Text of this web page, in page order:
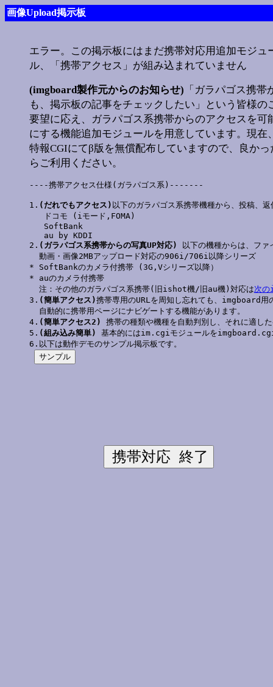
画像Upload掲示板
エラー。この掲示板にはまだ携帯対応用追加モジュ
ル、「携帯アクセス」が組み込まれていません
(imgboard製作元からのお知らせ) 「ガラパゴス携帯
も、掲示板の記事をチェックしたい」という皆様の
要望に応え、ガラパゴス系携帯からのアクセスを可
にする機能追加モジュールを用意しています。現在
特報CGIにてβ版を無償配布していますので、良かっ
らご利用ください。
----携帯アクセス仕様(ガラパゴス系)-------
1. (だれでもアクセス) 以下のガラパゴス系携帯機種から、投稿、
   ドコモ (iモード,FOMA)
   SoftBank
   au by KDDI
2. (ガラパゴス系携帯からの写真UP対応)
以下の機種からは、ファ
  動画・画像2MBアップロード対応の906i/706i以降シリーズ
* SoftBankのカメラ付携帯 (3G,Vシリーズ以降）
* auのカメラ付携帯
  注：その他のガラパゴス系携帯(旧ishot機/旧au機)対応は
次
3. (簡単アクセス)携帯専用のURLを周知し忘れても、imgboard用
  自動的に携帯用ページにナビゲートする機能があります。
4. (簡単アクセス2)
携帯の種類や機種を自動判別し、それに適し
5. (組み込み簡単)
基本的にはim.cgiモジュールをimgboard.cgi